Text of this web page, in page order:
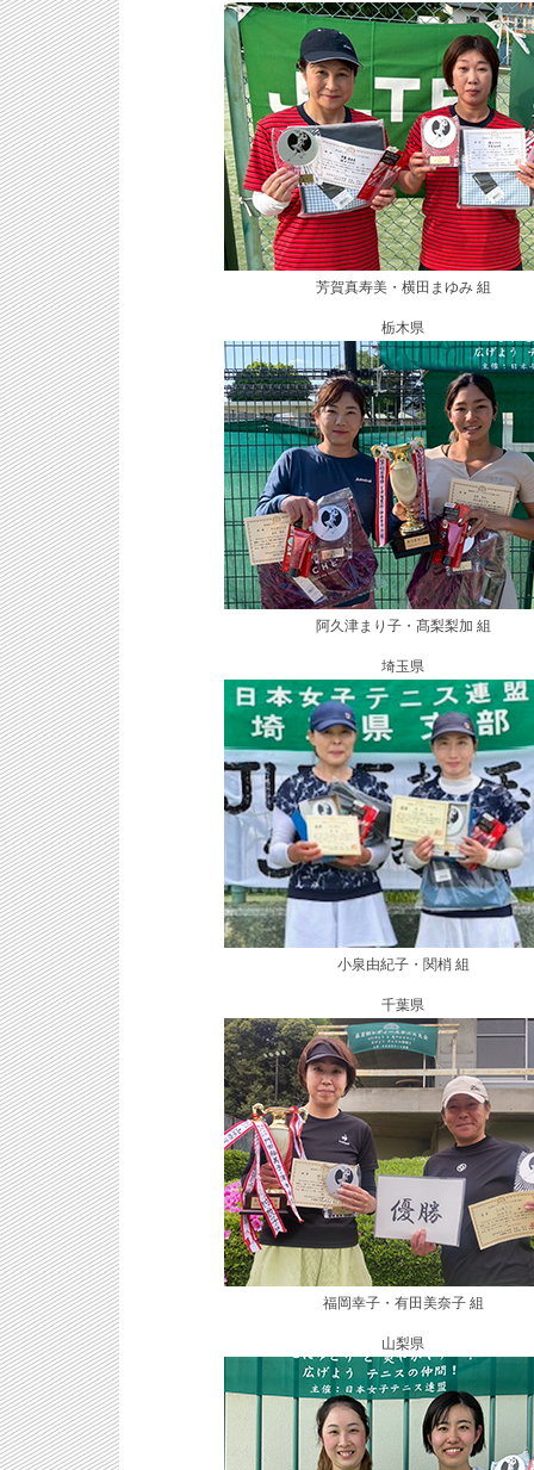
芳賀真寿美・横田まゆみ 組
栃木県
阿久津まり子・髙梨梨加 組
埼玉県
小泉由紀子・関梢 組
千葉県
福岡幸子・有田美奈子 組
山梨県